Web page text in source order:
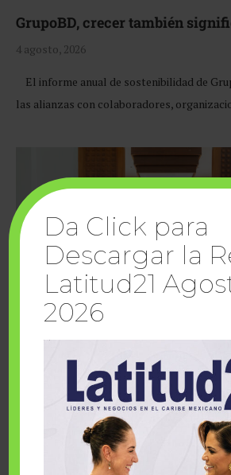
GrupoBD, crecer también
4 agosto, 2026
El informe anual de sostenibilidad de
las alianzas con colaboradores,
Cuando la solidaridad inspira;
sueños Fairmont Mayakoba y
Da Click para
Descargar la
Latitud21
2026